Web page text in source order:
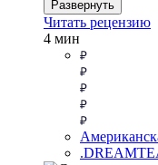
Развернуть
Читать рецензию
4 мин